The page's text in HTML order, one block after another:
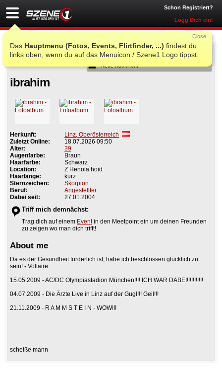
Schon Registriert?
Logg Dich ein!
Das Hauptmenu (Fotos, Events, Flirtfinder, ...) findest du
links oben, wenn du auf das Menuicon / Szene1 Logo tippst.
Close
Als Freund
Neue Nachricht
ibrahim
Herkunft:
Linz, Oberösterreich
Zuletzt Online:
18.07.2026 09:50
Alter:
39
Augenfarbe:
Braun
Haarfarbe:
Schwarz
Location:
Z Henoia hoid
Haarlänge:
kurz
Sternzeichen:
Skorpion
Beruf:
Angestellter
Dabei seit:
27.01.2004
Triff mich demnächst:
Trag dich auf einem Eventin den Meetpoint ein um deinen Freunden
zu zeigen wo man dich trifft!
About me
Da es der Gesundheit förderlich ist, habe ich beschlossen glücklich zu
sein! - Voltaire
15.05.2009 - AC/DC Olympiastadion München!!!! ICH WAR DABEI!!!!!!!!!!!
04.07.2009 - Die Ärzte Live in Linz auf der Gugl!!! Geil!!!
21.11.2009 - R A M M S T E I N - WOW!!!
scheiße mann